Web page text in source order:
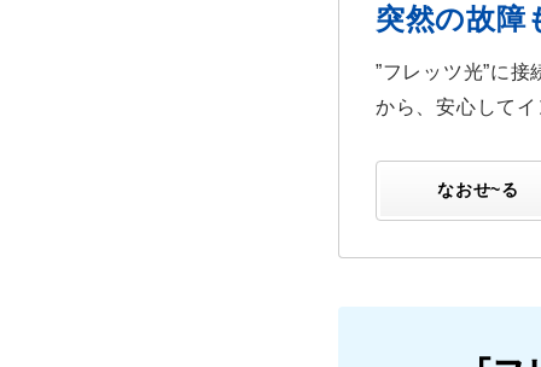
突然の故障
”フレッツ光”に
から、安心して
なおせ~る